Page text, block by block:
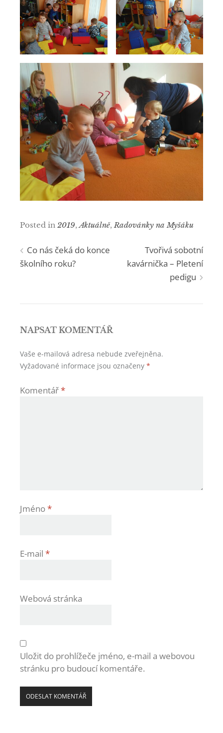
Posted in 2019,Aktuálně,Radovánky na Myšáku
Navigace
Co nás čeká do konce
školního roku?
Tvořivá sobotní
kavárnička – Pletení
pedigu
NAPSAT KOMENTÁŘ
Vaše e-mailová adresa nebude zveřejněna.
Vyžadované informace jsou označeny *
Komentář*
Jméno*
E-mail *
Webová stránka
Uložit do prohlížeče jméno, e-mail a webovou
stránku pro budoucí komentáře.